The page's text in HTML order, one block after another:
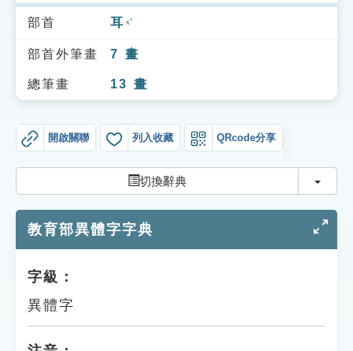
索引選單
知識索引
單字索引
貓頭鷹博士
部首 耳 ㄦˇ
部首外筆畫 7 畫
總筆畫 13 畫
開啟關聯 列入收藏 QRcode分享
切換辭典 切換
教育部異體字字典
字級：
異體字